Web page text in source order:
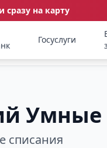
сразу на карту
Госуслуги
списания